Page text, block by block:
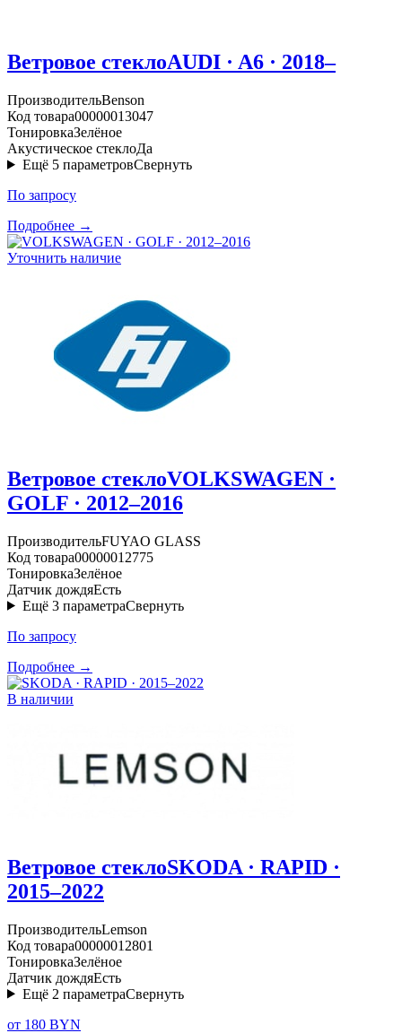
Ветровое стеклоAUDI · A6 · 2018–
ПроизводительBenson
Код товара00000013047
ТонировкаЗелёное
Акустическое стеклоДа
Ещё 5 параметровСвернуть
По запросу
Подробнее →
Уточнить наличие
Ветровое стеклоVOLKSWAGEN ·
GOLF · 2012–2016
ПроизводительFUYAO GLASS
Код товара00000012775
ТонировкаЗелёное
Датчик дождяЕсть
Ещё 3 параметраСвернуть
По запросу
Подробнее →
В наличии
Ветровое стеклоSKODA · RAPID ·
2015–2022
ПроизводительLemson
Код товара00000012801
ТонировкаЗелёное
Датчик дождяЕсть
Ещё 2 параметраСвернуть
от 180 BYN